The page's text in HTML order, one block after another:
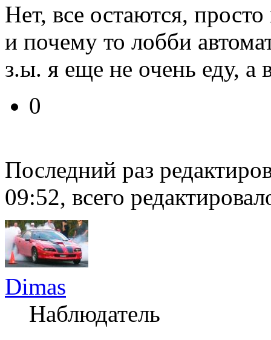
Нет, все остаются,
и почему то лобби
з.ы. я еще не очень еду, а
0
Последний раз
09:52, всего
Dimas
Наблюдатель